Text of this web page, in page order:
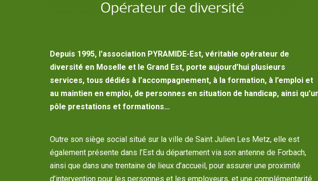
Depuis 1995, l'association PYRAMIDE-Est, véritable opérateur de
diversité en Moselle et le Grand Est, porte aujourd’hui plusieurs
services, tous dédiés à l’accompagnement, à la formation, à l’emploi et
au maintien en emploi, de personnes en situation de handicap, ainsi
pôle prestations et formations…
Outre son siège social situé sur la ville de Saint Julien Les Metz, elle est
également présente dans l’Est du département via son antenne de Forbach,
ainsi que dans une trentaine de lieux d’accueil, pour assurer une proximité
d’intervention pour les personnes et les employeurs, et une complémentarité